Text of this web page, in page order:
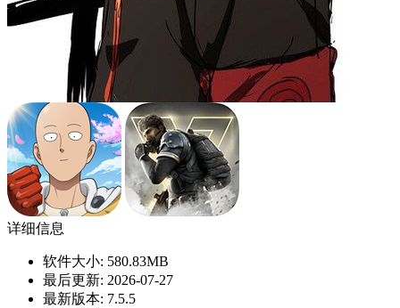
详细信息
软件大小: 580.83MB
最后更新: 2026-07-27
最新版本: 7.5.5